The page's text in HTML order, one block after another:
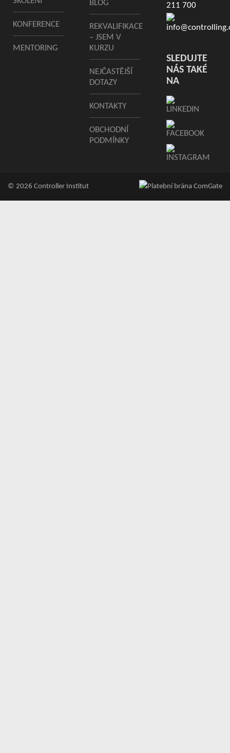
KONFERENCE
MENTORING
BLOG
REKVALIFIKACE
– JSEM V
KURZU
NEJČASTĚJŠÍ
DOTAZY
KONTAKTY
OBCHODNÍ
PODMÍNKY
211 700
SLEDUJTE
NÁS TAKÉ
NA
© 2026 Controller Institut